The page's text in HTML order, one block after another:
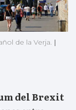
de la Verja. |
del Brexit